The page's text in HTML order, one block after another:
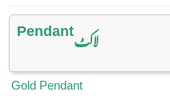
Pendantلاکٹ
Gold Pendant